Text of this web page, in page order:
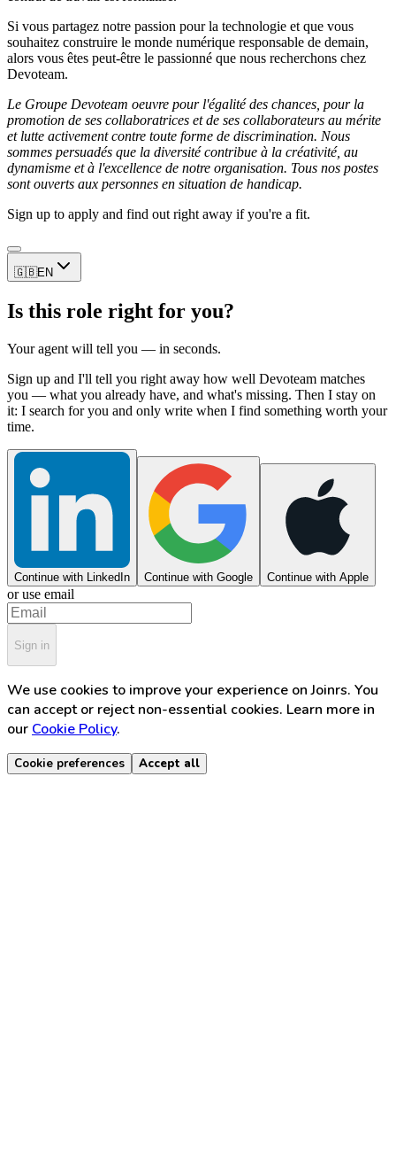
Si vous partagez notre passion pour la technologie et que vous
souhaitez construire le monde numérique responsable de demain,
alors vous êtes peut-être le passionné que nous recherchons chez
Devoteam.
Le Groupe Devoteam oeuvre pour l'égalité des chances, pour la
promotion de ses collaboratrices et de ses collaborateurs au mérite
et lutte activement contre toute forme de discrimination. Nous
sommes persuadés que la diversité contribue à la créativité, au
dynamisme et à l'excellence de notre organisation. Tous nos postes
sont ouverts aux personnes en situation de handicap.
Sign up to apply and find out right away if you're a fit.
🇬🇧EN
Is this role right for you?
Your agent will tell you — in seconds.
Sign up and I'll tell you right away how well Devoteam matches
you — what you already have, and what's missing. Then I stay on
it: I search for you and only write when I find something worth your
time.
Continue with LinkedIn Continue with Google Continue with Apple
or use email
Sign in
We use cookies to improve your experience on Joinrs. You
can accept or reject non-essential cookies. Learn more in
our Cookie Policy.
Cookie preferences Accept all